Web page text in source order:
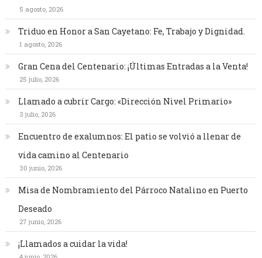
5 agosto, 2026
Triduo en Honor a San Cayetano: Fe, Trabajo y Dignidad.
1 agosto, 2026
Gran Cena del Centenario: ¡Últimas Entradas a la Venta!
25 julio, 2026
Llamado a cubrir Cargo: «Dirección Nivel Primario»
3 julio, 2026
Encuentro de exalumnos: El patio se volvió a llenar de
vida camino al Centenario
30 junio, 2026
Misa de Nombramiento del Párroco Natalino en Puerto
Deseado
27 junio, 2026
¡Llamados a cuidar la vida!